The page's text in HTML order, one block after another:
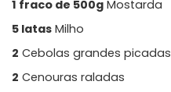
1 fraco de 500g Mostarda
5 latas Milho
2 Cebolas grandes picadas
2 Cenouras raladas